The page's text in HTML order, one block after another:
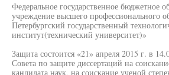
Федеральное государственное бюджетное
учреждение высшего профессионального
Петербургский государственный
институт(технический университет)»
Защита состоится «21» апреля 2015 г. в
Совета по защите диссертаций на
кандидата наук, на соискание ученой